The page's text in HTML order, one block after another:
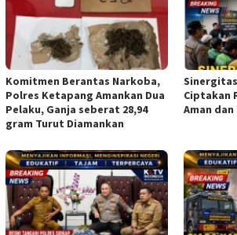
Komitmen Berantas Narkoba,
Polres Ketapang Amankan Dua
Pelaku, Ganja seberat 28,94
gram Turut Diamankan
Ciptakan
Aman